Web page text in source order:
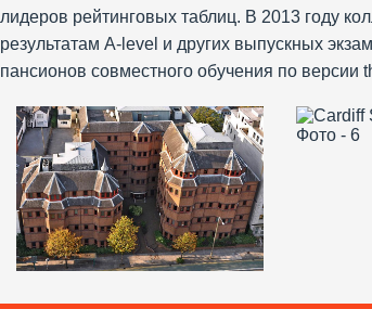
лидеров рейтинговых таблиц. В 2013 году
результатам A-level и других выпускных
пансионов совместного обучения по версии